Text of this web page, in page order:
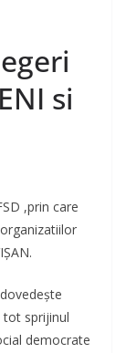
si
,prin care
tot sprijinul
democrate